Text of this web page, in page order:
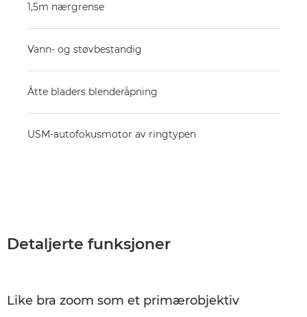
1,5m nærgrense
Vann- og støvbestandig
Åtte bladers blenderåpning
USM-autofokusmotor av ringtypen
Detaljerte funksjoner
Like bra zoom som et primærobjektiv